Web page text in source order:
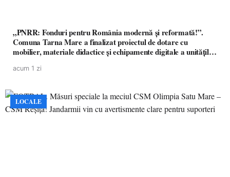
„PNRR: Fonduri pentru România modernă și reformată!”.
Comuna Tarna Mare a finalizat proiectul de dotare cu
mobilier, materiale didactice și echipamente digitale a unităților
acum 1 zi
LOCALE